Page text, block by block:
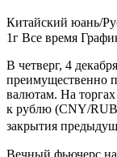
Китайский юань/
1г Все время
В четверг, 4
преимущественно
валютам. На
к рублю (CNY/
закрытия
Вечный фьючерс